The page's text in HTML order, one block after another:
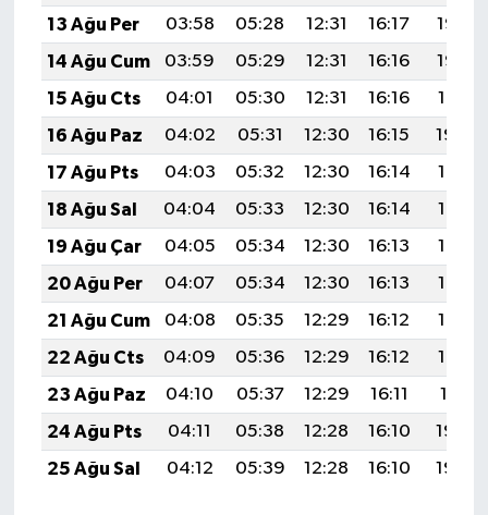
13 Ağu Per
03:58 05:28 12:31 16:17
19:23
14 Ağu Cum
03:59 05:29 12:31 16:16
19:22
15 Ağu Cts
04:01 05:30 12:31 16:16
19:21
16 Ağu Paz
04:02 05:31 12:30 16:15
19:20
17 Ağu Pts
04:03 05:32 12:30 16:14
19:19
18 Ağu Sal
04:04 05:33 12:30 16:14
19:17
19 Ağu Çar
04:05 05:34 12:30 16:13
19:16
20 Ağu Per
04:07 05:34 12:30 16:13
19:15
21 Ağu Cum
04:08 05:35 12:29 16:12
19:13
22 Ağu Cts
04:09 05:36 12:29 16:12
19:12
23 Ağu Paz
04:10 05:37 12:29 16:11
19:11
24 Ağu Pts
04:11 05:38 12:28 16:10
19:09
25 Ağu Sal
04:12 05:39 12:28 16:10 19:08